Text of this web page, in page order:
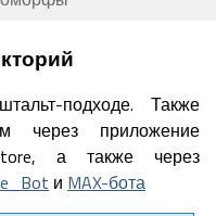
подходе. Также
через приложение
а также через
и MAX-бота